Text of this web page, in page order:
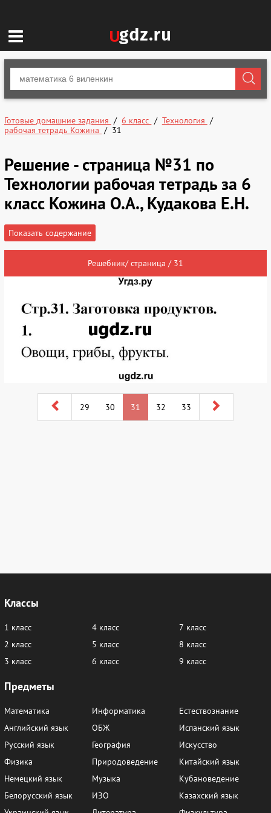
Готовые домашние задания 6 класс
Технология
рабочая тетрадь Кожина
31
Решение - страница №31 по
Технологии рабочая тетрадь за 6
класс Кожина О.А., Кудакова Е.Н.
Показать содержание
Решебник/ страница / 31
29 30 31 32 33
Классы
1 класс
2 класс
3 класс
4 класс
5 класс
6 класс
7 класс
8 класс
9 класс
Предметы
Математика
Английский язык
Русский язык
Физика
Немецкий язык
Белорусский язык
Информатика
ОБЖ
География
Природоведение
Музыка
ИЗО
Естествознание
Испанский язык
Искусство
Китайский язык
Кубановедение
Казахский язык